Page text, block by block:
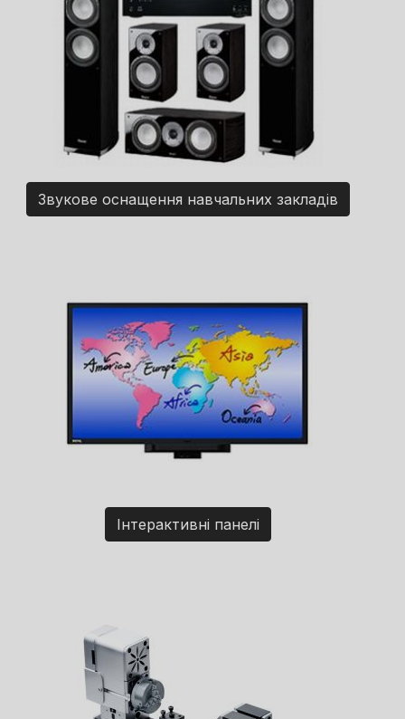
Звукове оснащення навчальних закладів
Інтерактивні панелі